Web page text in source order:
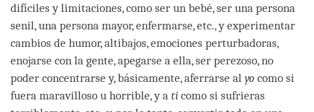
difíciles y limitaciones, como ser un bebé, ser una persona
senil, una persona mayor, enfermarse, etc., y experimentar
cambios de humor, altibajos, emociones perturbadoras,
enojarse con la gente, apegarse a ella, ser perezoso, no
poder concentrarse y, básicamente, aferrarse al yo como si
fuera maravilloso u horrible, y a ti como si sufrieras